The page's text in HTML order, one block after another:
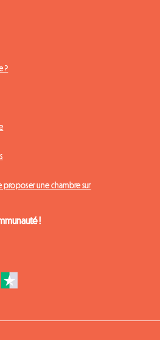
?
proposer une chambre sur
!